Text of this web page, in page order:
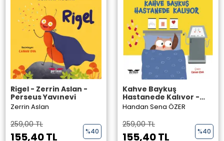
Rigel - Zerrin Aslan -
Perseus Yayınevi
Zerrin Aslan
259,00 TL
155,40 TL %40
Kahve Baykuş
Hastanede Kalıyor -
Handan Sena ÖZER -
Handan Sena ÖZER
259,00 TL
155,40 TL %40